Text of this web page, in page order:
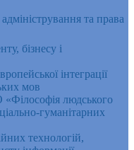
та права
бізнесу і
інтеграції
мов
людського
гуманітарних
технологій,